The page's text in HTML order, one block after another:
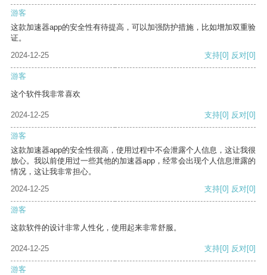
游客
这款加速器app的安全性有待提高，可以加强防护措施，比如增加双重验
证。
2024-12-25
支持[0] 反对[0]
游客
这个软件我非常喜欢
2024-12-25 支持[0] 反对[0]
游客
这款加速器app的安全性很高，使用过程中不会泄露个人信息，这让我很
放心。我以前使用过一些其他的加速器app，经常会出现个人信息泄露的
情况，这让我非常担心。
2024-12-25
支持[0] 反对[0]
游客
这款软件的设计非常人性化，使用起来非常舒服。
2024-12-25 支持[0] 反对[0]
游客